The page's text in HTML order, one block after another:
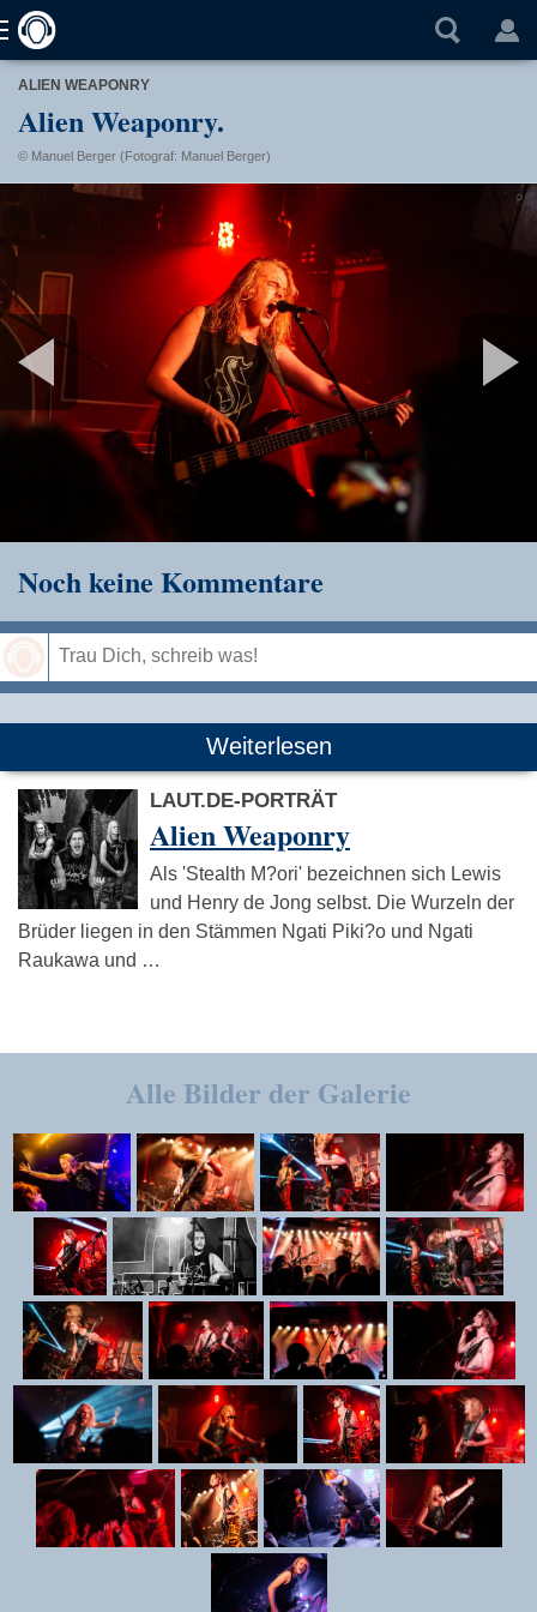
ALIEN WEAPONRY
Alien Weaponry.
© Manuel Berger (Fotograf: Manuel Berger)
Noch keine Kommentare
Weiterlesen
LAUT.DE-PORTRÄT
Alien Weaponry
Als 'Stealth M?ori' bezeichnen sich Lewis
und Henry de Jong selbst. Die Wurzeln der
Brüder liegen in den Stämmen Ngati Piki?o und Ngati
Raukawa und …
Alle Bilder der Galerie